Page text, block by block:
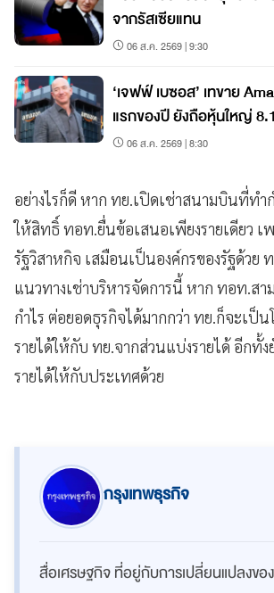
จากรัสเซียแทน
06 ส.ค. 2569 | 9:30
‘เจฟฟ์ เบซอส’ เทขาย
แรกของปี ยังถือหุ้นใหญ่
06 ส.ค. 2569 | 8:30
อย่างไรก็ดี หาก ทย.เปิดเช่าสนามบินที่ทำ
ให้สิทธิ์ ทอท.ยื่นข้อเสนอเพียงรายเดียว เ
รัฐวิสาหกิจ เสมือนเป็นองค์กรของรัฐด้วย ท
แนวทางเช่าบริหารจัดการนี้ หาก ทอท.สา
กำไร ต่อยอดธุรกิจได้มากกว่า ทย.ก็จะเป็น
รายได้ให้กับ ทย.จากส่วนแบ่งรายได้ อีกทั้ง
รายได้ให้กับประเทศด้วย
กรุงเทพธุรกิจ
สื่อเศรษฐกิจ ที่อยู่กับการเปลี่ยนแปลงขอ